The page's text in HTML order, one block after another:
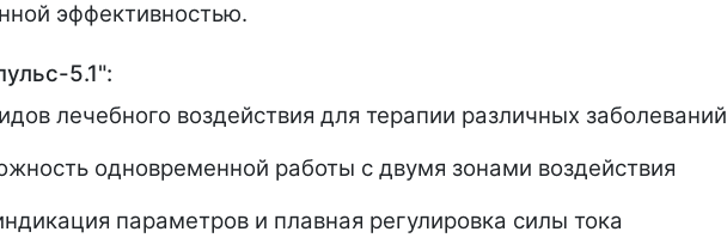
эффективностью.
5.1":
лечебного воздействия для терапии различных заболеваний
одновременной работы с двумя зонами воздействия
параметров и плавная регулировка силы тока